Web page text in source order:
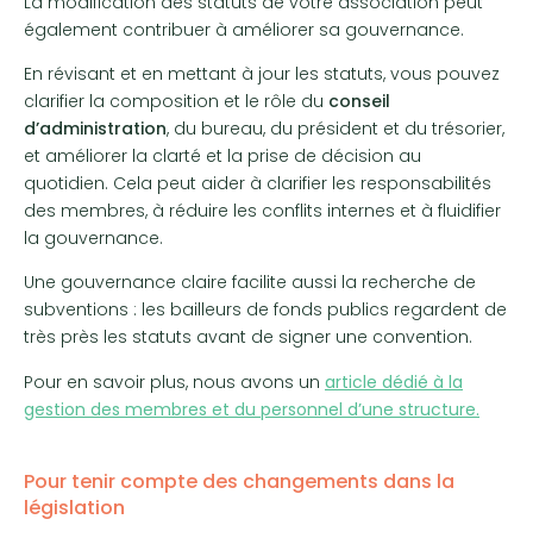
également contribuer à améliorer sa gouvernance.
En révisant et en mettant à jour les statuts, vous pouvez
clarifier la composition et le rôle du conseil
d’administration, du bureau, du président et du trésorier,
et améliorer la clarté et la prise de décision au
quotidien. Cela peut aider à clarifier les responsabilités
des membres, à réduire les conflits internes et à fluidifier
la gouvernance.
Une gouvernance claire facilite aussi la recherche de
subventions : les bailleurs de fonds publics regardent de
très près les statuts avant de signer une convention.
Pour en savoir plus, nous avons un article dédié à la
gestion des membres et du personnel d’une structure.
Pour tenir compte des changements dans la
législation